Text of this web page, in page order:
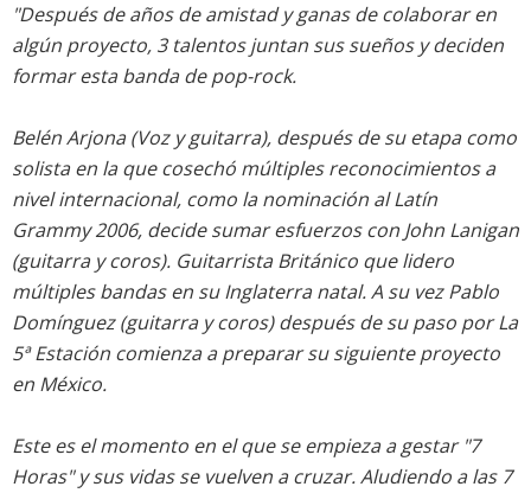
"Después de años de amistad y ganas de colaborar en
algún proyecto, 3 talentos juntan sus sueños y deciden
formar esta banda de pop-rock.
Belén Arjona (Voz y guitarra), después de su etapa como
solista en la que cosechó múltiples reconocimientos a
nivel internacional, como la nominación al Latín
Grammy 2006, decide sumar esfuerzos con John Lanigan
(guitarra y coros). Guitarrista Británico que lidero
múltiples bandas en su Inglaterra natal. A su vez Pablo
Domínguez (guitarra y coros) después de su paso por La
5ª Estación comienza a preparar su siguiente proyecto
en México.
Este es el momento en el que se empieza a gestar "7
Horas" y sus vidas se vuelven a cruzar. Aludiendo a las 7